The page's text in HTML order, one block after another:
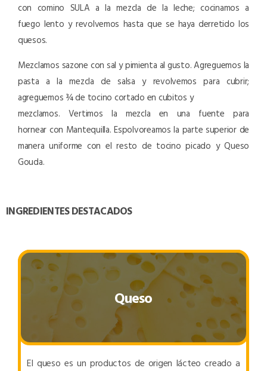
con comino SULA a la mezcla de la leche; cocinamos a
fuego lento y revolvemos hasta que se haya derretido los
quesos.
Mezclamos sazone con sal y pimienta al gusto. Agreguemos la
pasta a la mezcla de salsa y revolvemos para cubrir;
agreguemos ¾ de tocino cortado en cubitos y
mezclamos. Vertimos la mezcla en una fuente para
hornear con Mantequilla. Espolvoreamos la parte superior de
manera uniforme con el resto de tocino picado y Queso
Gouda.
INGREDIENTES DESTACADOS
Queso
El queso es un productos de origen lácteo creado a